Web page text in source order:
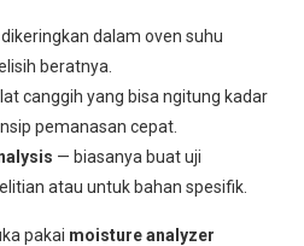
dalam oven suhu
beratnya.
canggih yang bisa ngitung kadar
pemanasan cepat.
— biasanya buat uji
atau untuk bahan spesifik.
pakai moisture analyzer